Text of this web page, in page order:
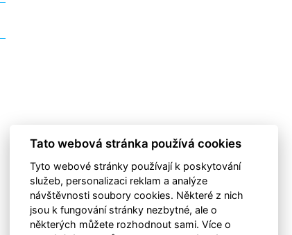
Tato webová stránka používá cookies
Tyto webové stránky používají k poskytování
služeb, personalizaci reklam a analýze
návštěvnosti soubory cookies. Některé z nich
jsou k fungování stránky nezbytné, ale o
některých můžete rozhodnout sami. Více o